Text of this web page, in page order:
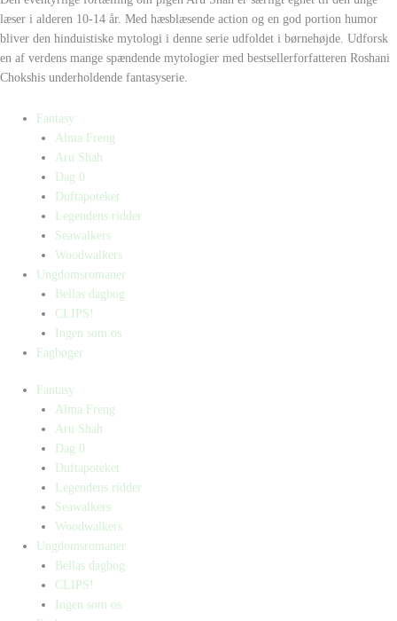
læser i alderen 10-14 år. Med hæsblæsende action og en god portion humor
bliver den hinduistiske mytologi i denne serie udfoldet i børnehøjde. Udforsk
en af verdens mange spændende mytologier med bestsellerforfatteren Roshani
Chokshis underholdende fantasyserie.
Fantasy
Alma Freng
Aru Shah
Dag 0
Duftapoteket
Legendens ridder
Seawalkers
Woodwalkers
Ungdomsromaner
Bellas dagbog
CLIPS!
Ingen som os
Fagbøger
Fantasy
Alma Freng
Aru Shah
Dag 0
Duftapoteket
Legendens ridder
Seawalkers
Woodwalkers
Ungdomsromaner
Bellas dagbog
CLIPS!
Ingen som os